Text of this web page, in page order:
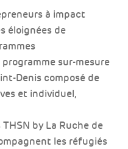
à impact
éloignées de
sur-mesure
Denis composé de
et individuel,
by La Ruche de
les réfugiés